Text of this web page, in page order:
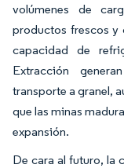
volúmenes de
productos frescos y
capacidad de
Extracción
transporte a granel,
que las minas
expansión.
De cara al futuro, la